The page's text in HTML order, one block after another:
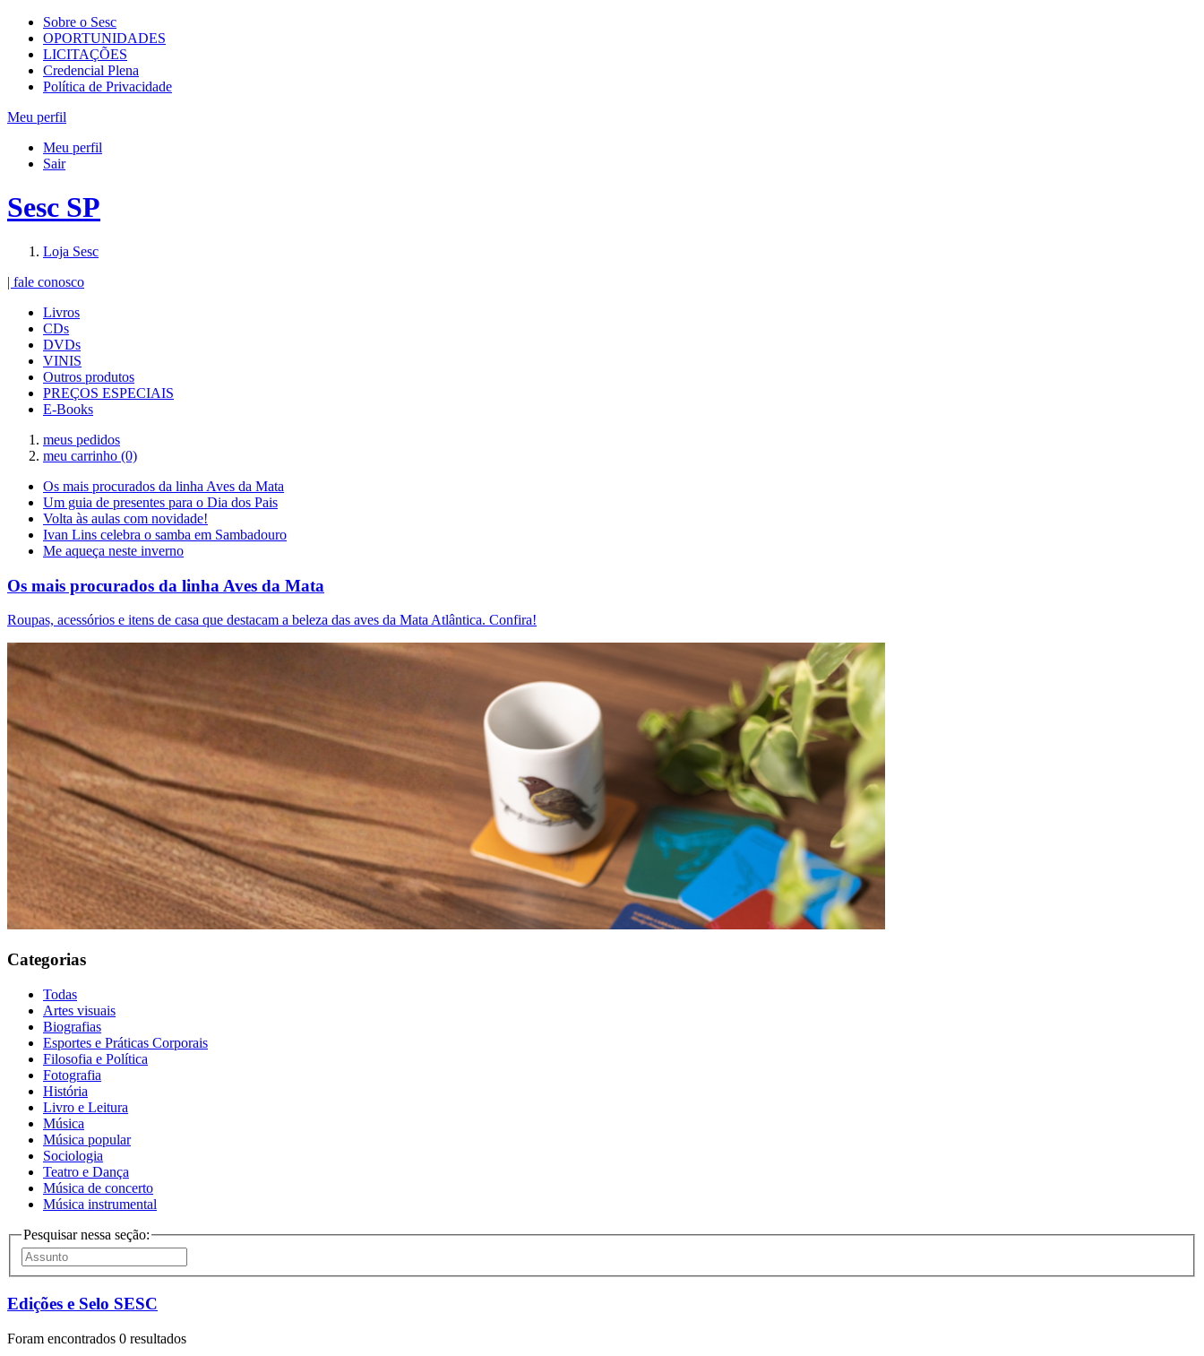
Sobre o Sesc
OPORTUNIDADES
LICITAÇÕES
Credencial Plena
Política de Privacidade
Meu perfil
Meu perfil
Sair
Sesc SP
Loja Sesc
| fale conosco
Livros
CDs
DVDs
VINIS
Outros produtos
PREÇOS ESPECIAIS
E-Books
meus pedidos
meu carrinho (0)
Os mais procurados da linha Aves da Mata
Um guia de presentes para o Dia dos Pais
Volta às aulas com novidade!
Ivan Lins celebra o samba em Sambadouro
Me aqueça neste inverno
Os mais procurados da linha Aves da Mata
Roupas, acessórios e itens de casa que destacam a beleza das aves da Mata Atlântica. Confira!
Categorias
Todas
Artes visuais
Biografias
Esportes e Práticas Corporais
Filosofia e Política
Fotografia
História
Livro e Leitura
Música
Música popular
Sociologia
Teatro e Dança
Música de concerto
Música instrumental
Pesquisar nessa seção:
Edições e Selo SESC
Foram encontrados 0 resultados